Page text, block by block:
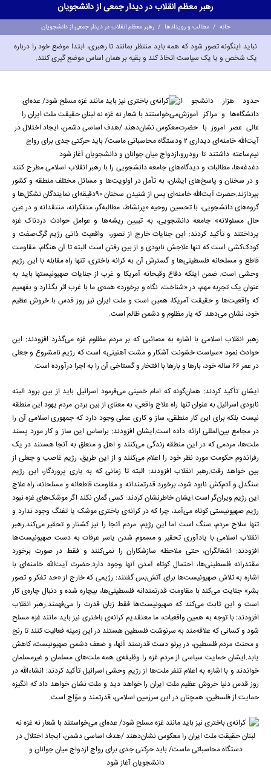
رهبر معظم انقلاب در دیدار جمعی از دانشجویان
خانه / مطالب و رویدادها / رهبر معظم انقلاب در دیدار جمعی از دانشجویان
نباید اینگونه تصور شود که همه باید منتظر بمانند تا رهبری، ابتدا موضع خود را درباره
یک شخص و یا یک سیاست اتخاذ کند و بقیه بر همان اساس موضع گیری کنند.
حدود هزار دانشجو از
دانشگاه‌ها و مراکز آموزش
عالی عصر امروز با حضرت
آیت‌الله خامنه‌ای دیداری ۲ و
نیم‌ساعته داشتند تا رودررو،
دغدغه‌ها، مطالبات و دیدگاه‌های جامعه دانشجویی را با رهبر انقلاب اسلامی مطرح کنند
و در سخنان و پاسخ‌های ایشان، به تأمل در اولویت‌ها و مسائل مختلف منطقه و کشور
بپردازند.حضرت آیت‌الله خامنه‌ای پس از شنیدن سخنان ۹۰‌دقیقه‌ای نمایندگان تشکل‌ها و
گروه‌های دانشجویی، با تحسین روحیه «پرنشاط، مطالبه‌گر، متفکرانه، منتقدانه و در عین
حال مسئولانه» جامعه دانشجویی، به تبیین ریشه‌ها و عوامل حوادث دردناک غزه
پرداختند و تأکید کردند: این جنایات خارج از تصور، واقعیت ذاتی رژیم گرگ‌صفت و
کودک‌کشی است که تنها علاجش نابودی و از بین رفتن است البته تا آن هنگام، مقاومت
قاطع و مسلحانه فلسطینی‌ها و گسترش آن به کرانه باختری، تنها راه مقابله با این رژیم
وحشی است. ضمن اینکه دفاع وقیحانه آمریکا و غرب از جنایات صهیونیستها باید به
عنوان یک تجربه مهم، در «شناخت، نگاه و برخورد» همه‌ی ما با غرب اثر بگذارد و بفهمیم
که واقعیت‌ها و حقیقت آمریکا، همین است و ملت ایران نیز روز قدس با خروش عظیم
خود، نشان می‌دهد که یار مظلوم و دشمن ظالم است.
رهبر انقلاب اسلامی با اشاره به مصائبی که بر مردم مظلوم غزه می‌گذرد افزودند: این
حوادث نمود «سیاست خشونت آشکار و مشت آهنینی» است که رژیم نامشروع و جعلی
در عمر ۶۶ ساله خود، بارها و بارها با افتخار و گستاخی آن را به اجرا درآورده است.
ایشان تأکید کردند: همان‌گونه که امام خمینی می‌فرمود اسرائیل باید از بین برود البته
نابودی اسرائیل به عنوان تنها راه علاج واقعی، به معنای از بین بردن مردم یهود این منطقه
نیست بلکه برای این کار منطقی، ساز و کاری عملی وجود دارد که جمهوری اسلامی آن را
در مجامع بین‌المللی ارائه داده است.ایشان افزودند: براساس این ساز و کار مورد پسند
ملت‌ها، مردمی که در این منطقه زندگی می‌کنند و اهل و متعلق به آنجا هستند در یک
رفراندوم حکومت مورد نظر خود را اعلام می‌کنند و از این طریق، رژیم غاصب و جعلی از
بین خواهد رفت.رهبر انقلاب افزودند: البته تا زمانی که به یاری پروردگار، این رژیم
سنگدل و آدم‌کش نابود شود، برخورد قدرتمندانه و مقاومت قاطعانه و مسلحانه، راه علاج
این رژیم ویران‌گر است.ایشان خاطرنشان کردند: کسی گمان نکند اگر موشک‌های غزه نبود
رژیم صهیونیستی کوتاه می‌آمد، چرا که در کرانه‌ی باختری موشک یا تفنگ وجود ندارد و
تنها سلاح مردم، سنگ است اما این رژیم، مردم آنجا را نیز کشتار و تحقیر می‌کند.رهبر
انقلاب اسلامی با یادآوری تحقیر و مسموم شدن یاسر عرفات به دست صهیونیست‌ها
افزودند: اشغالگران، حتی ملاحظه سازشکاران را نمی‌کنند و فقط در صورت برخورد
مقتدرانه فلسطینی‌ها، احتمال کوتاه آمدن آنها وجود دارد.حضرت آیت‌الله خامنه‌ای با
اشاره به تلاش صهیونیست‌ها برای آتش‌بس گفتند: رژیمی که خارج از «حد تفکر و تصور
بشر» جنایت می‌کند با مقاومت قدرتمندانه فلسطینی‌ها، بیچاره شده و دنبال چاره‌ی کار
است و این ثابت می‌کند که صهیونیست‌ها فقط زبان قدرت را می‌فهمند.رهبر انقلاب
افزودند: با توجه به همین واقعیات، ما معتقدیم کرانه‌ی باختری نیز باید مانند غزه مسلح
شود و کسانی که علاقه‌مند به سرنوشت فلسطین هستند در این زمینه فعالیت کنند تا رنج
و محنت مردم فلسطین، در پرتو دست قدرتمند آنها، و ضعف دشمن صهیونیست، کاهش
یابد.ایشان حمایت سیاسی از مردم غزه را وظیفه‌ی همه ملت‌های مسلمان و غیرمسلمان
خواندند و با اشاره به اعلام تنفر ملت‌ها از رژیم وحشی اسرائیل تأکید کردند: انشاءالله در
روز قدس دنیا خروش عظیم ملت ایران را خواهد دید و ملت نشان خواهد داد که انگیزه
حمایت از فلسطین، همچنان در این سرزمین اسلامی، قدرتمند و موّاج است.